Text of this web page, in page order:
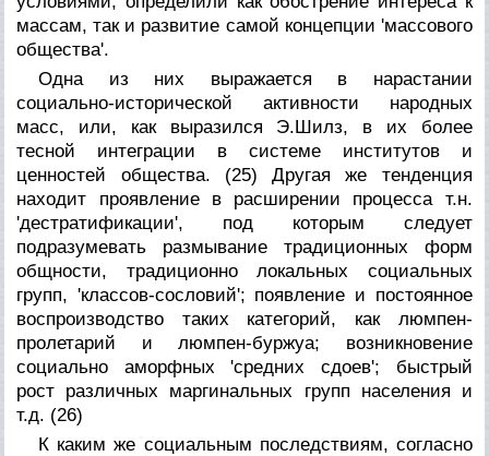
массам, так и развитие самой концепции 'массового
общества'.
Одна из них выражается в нарастании
социально-исторической активности народных
масс, или, как выразился Э.Шилз, в их более
тесной интеграции в системе институтов и
ценностей общества. (25) Другая же тенденция
находит проявление в расширении процесса т.н.
'дестратификации', под которым следует
подразумевать размывание традиционных форм
общности, традиционно локальных социальных
групп, 'классов-сословий'; появление и постоянное
воспроизводство таких категорий, как люмпен-
пролетарий и люмпен-буржуа; возникновение
социально аморфных 'средних сдоев'; быстрый
рост различных маргинальных групп населения и
т.д. (26)
К каким же социальным последствиям, согласно